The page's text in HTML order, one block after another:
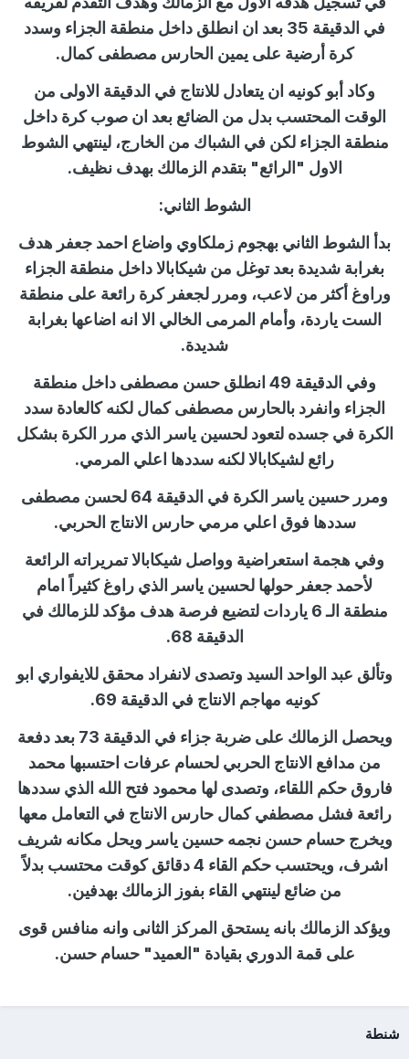
في الدقيقة 35 بعد ان انطلق داخل منطقة الجزاء وسدد
كرة أرضية على يمين الحارس مصطفى كمال.
وكاد أبو كونيه ان يتعادل للانتاج في الدقيقة الاولى من
الوقت المحتسب بدل من الضائع بعد ان صوب كرة داخل
منطقة الجزاء لكن في الشباك من الخارج، لينتهي الشوط
الاول "الرائع" بتقدم الزمالك بهدف نظيف.
الشوط الثاني:
بدأ الشوط الثاني بهجوم زملكاوي واضاع احمد جعفر هدف
بغرابة شديدة بعد توغل من شيكابالا داخل منطقة الجزاء
وراوغ أكثر من لاعب، ومرر لجعفر كرة رائعة على منطقة
الست ياردة، وأمام المرمى الخالي الا انه اضاعها بغرابة
شديدة.
وفي الدقيقة 49 انطلق حسن مصطفى داخل منطقة
الجزاء وانفرد بالحارس مصطفى كمال لكنه كالعادة سدد
الكرة في جسده لتعود لحسين ياسر الذي مرر الكرة بشكل
رائع لشيكابالا لكنه سددها اعلي المرمي.
ومرر حسين ياسر الكرة في الدقيقة 64 لحسن مصطفى
سددها فوق اعلي مرمي حارس الانتاج الحربي.
وفي هجمة استعراضية وواصل شيكابالا تمريراته الرائعة
لأحمد جعفر حولها لحسين ياسر الذي راوغ كثيراً امام
منطقة الـ 6 ياردات لتضيع فرصة هدف مؤكد للزمالك في
الدقيقة 68.
وتألق عبد الواحد السيد وتصدى لانفراد محقق للايفواري ابو
كونيه مهاجم الانتاج في الدقيقة 69.
ويحصل الزمالك على ضربة جزاء في الدقيقة 73 بعد دفعة
من مدافع الانتاج الحربي لحسام عرفات احتسبها محمد
فاروق حكم اللقاء، وتصدى لها محمود فتح الله الذي سددها
رائعة فشل مصطفي كمال حارس الانتاج في التعامل معها
ويخرج حسام حسن نجمه حسين ياسر ويحل مكانه شريف
اشرف، ويحتسب حكم القاء 4 دقائق كوقت محتسب بدلاً
من ضائع لينتهي القاء بفوز الزمالك بهدفين.
ويؤكد الزمالك بانه يستحق المركز الثانى وانه منافس قوى
على قمة الدوري بقيادة "العميد" حسام حسن.
شنطة